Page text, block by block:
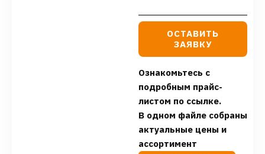
ОСТАВИТЬ
ЗАЯВКУ
Ознакомьтесь с
подробным прайс-
листом по ссылке.
В одном файле собраны
актуальные цены и
ассортимент